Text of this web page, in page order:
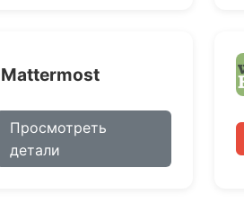
Mattermost
Просмотреть
детали